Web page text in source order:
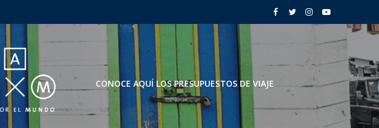
CONOCE AQUÍ LOS PRESUPUESTOS DE VIAJE